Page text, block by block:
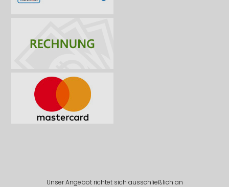
Unser Angebot richtet sich ausschließlich an